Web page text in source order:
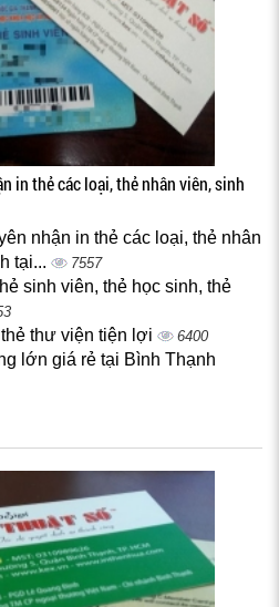
in thẻ các loại, thẻ nhân viên, sinh
nhận in thẻ các loại, thẻ nhân
tại...
7557
sinh viên, thẻ học sinh, thẻ
thư viện tiện lợi 6400
lớn giá rẻ tại Bình Thạnh